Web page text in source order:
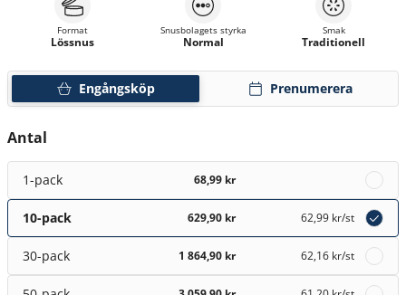
Engångsköp Prenumerera
Format
Lössnus
Snusbolagets styrka
Normal
Smak
Traditionell
Antal
1-pack 68,99 kr
10-pack 629,90 kr 62,99 kr/st
30-pack 1 864,90 kr 62,16 kr/st